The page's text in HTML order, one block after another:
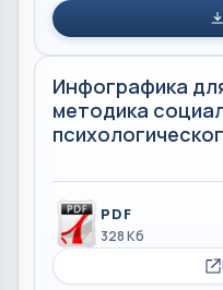
Инфографика
методика
PDF
328 Кб